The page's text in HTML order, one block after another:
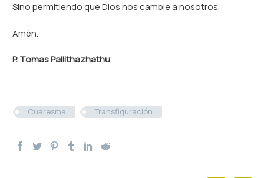
Sino permitiendo que Dios nos cambie a nosotros.
Amén.
P. Tomas Pallithazhathu
Cuaresma Transfiguración